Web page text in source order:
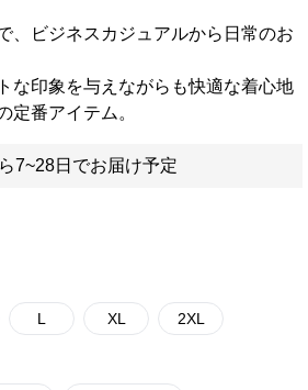
、ビジネスカジュアルから日常のお
な印象を与えながらも快適な着心地
定番アイテム。
7~28日でお届け予定
L XL 2XL